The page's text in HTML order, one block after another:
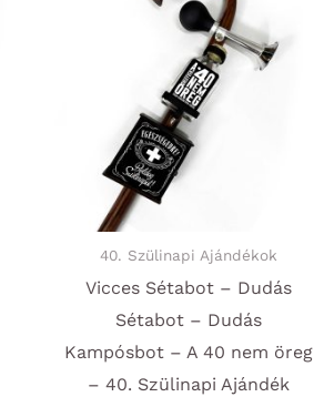
40. Szülinapi Ajándékok
Vicces Sétabot – Dudás
Sétabot – Dudás
Kampósbot – A 40 nem öreg
– 40. Szülinapi Ajándék